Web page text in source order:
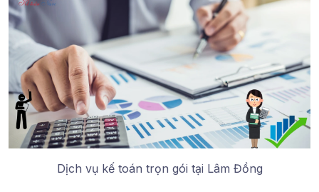
Dịch vụ kế toán trọn gói tại Lâm Đồng